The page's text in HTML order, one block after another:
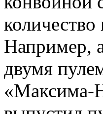
Например,
двумя
«Максима-